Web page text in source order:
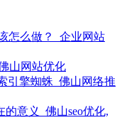
怎么做？_企业网站
山网站优化
引擎蜘蛛_佛山网络推
的意义_佛山seo优化,